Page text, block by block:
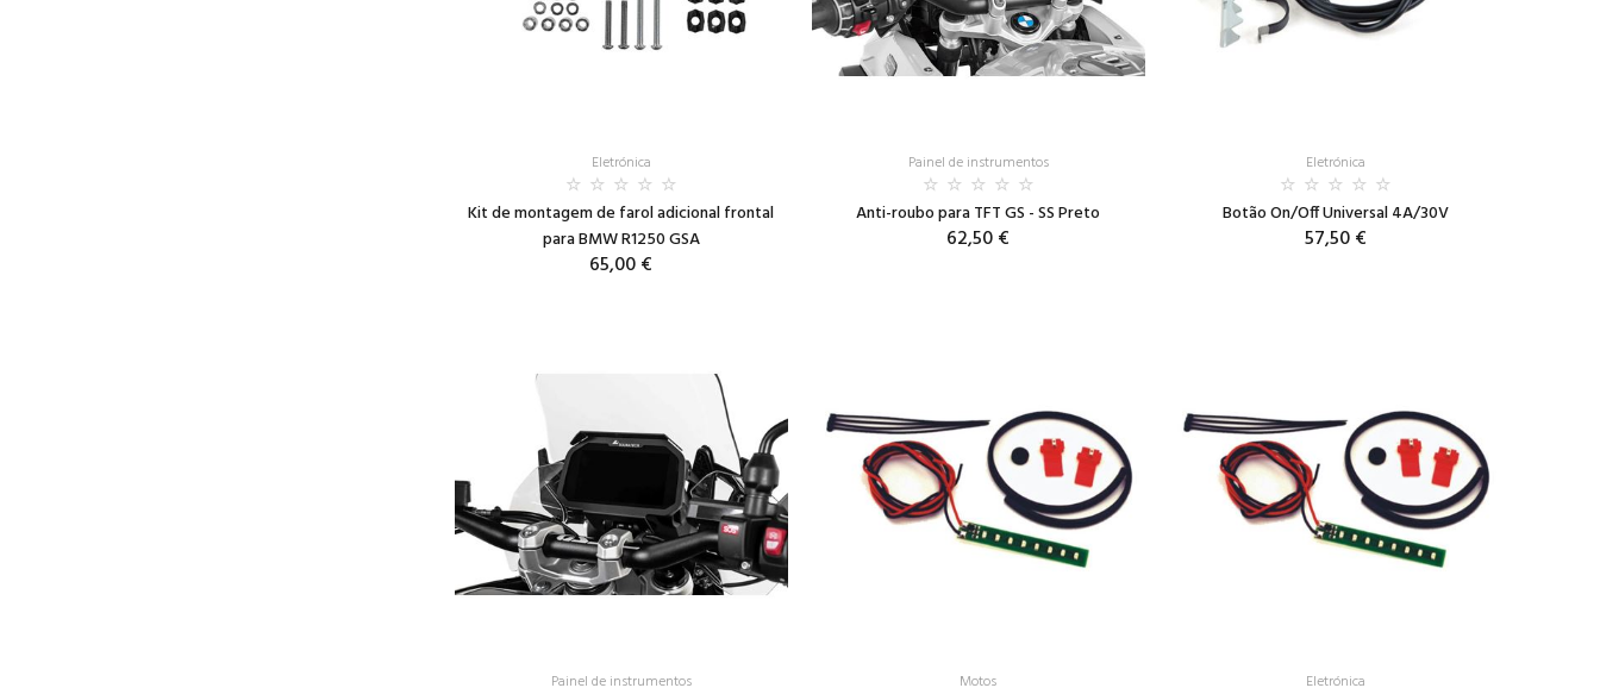
Eletrónica
Kit de montagem de farol adicional frontal
para BMW R1250 GSA
65,00 €
Painel de instrumentos
Anti-roubo para TFT GS - SS Preto
62,50 €
Eletrónica
Botão On/Off Universal 4A/30V
57,50 €
Painel de instrumentos Motos Eletrónica